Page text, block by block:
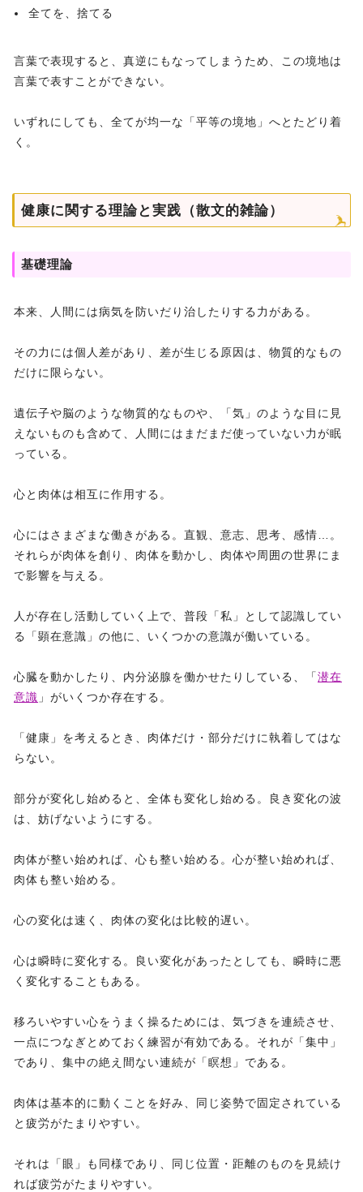
全てを、捨てる
言葉で表現すると、真逆にもなってしまうため、この境地は
言葉で表すことができない。
いずれにしても、全てが均一な「平等の境地」へとたどり着
く。
健康に関する理論と実践（散文的雑論）
基礎理論
本来、人間には病気を防いだり治したりする力がある。
その力には個人差があり、差が生じる原因は、物質的なもの
だけに限らない。
遺伝子や脳のような物質的なものや、「気」のような目に見
えないものも含めて、人間にはまだまだ使っていない力が眠
っている。
心と肉体は相互に作用する。
心にはさまざまな働きがある。直観、意志、思考、感情…。
それらが肉体を創り、肉体を動かし、肉体や周囲の世界にま
で影響を与える。
人が存在し活動していく上で、普段「私」として認識してい
る「顕在意識」の他に、いくつかの意識が働いている。
心臓を動かしたり、内分泌腺を働かせたりしている、「潜在
意識 」がいくつか存在する。
「健康」を考えるとき、肉体だけ・部分だけに執着してはな
らない。
部分が変化し始めると、全体も変化し始める。良き変化の波
は、妨げないようにする。
肉体が整い始めれば、心も整い始める。心が整い始めれば、
肉体も整い始める。
心の変化は速く、肉体の変化は比較的遅い。
心は瞬時に変化する。良い変化があったとしても、瞬時に悪
く変化することもある。
移ろいやすい心をうまく操るためには、気づきを連続させ、
一点につなぎとめておく練習が有効である。それが「集中」
であり、集中の絶え間ない連続が「瞑想」である。
肉体は基本的に動くことを好み、同じ姿勢で固定されている
と疲労がたまりやすい。
それは「眼」も同様であり、同じ位置・距離のものを見続け
れば疲労がたまりやすい。